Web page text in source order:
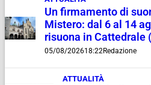
Un firmamento di
Mistero: dal 6 al 14
risuona in Cattedrale
05/08/202618:22Redazione
ATTUALITÀ